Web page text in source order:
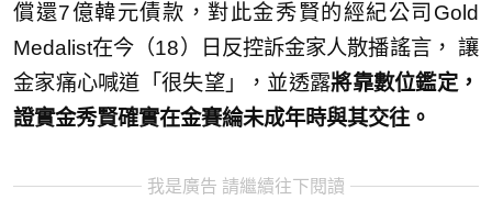
償還7億韓元債款，對此金秀賢的經紀公司Gold
Medalist在今（18）日反控訴金家人散播謠言， 讓
金家痛心喊道「很失望」，並透露將靠數位鑑定，
證實金秀賢確實在金賽綸未成年時與其交往。
我是廣告 請繼續往下閱讀